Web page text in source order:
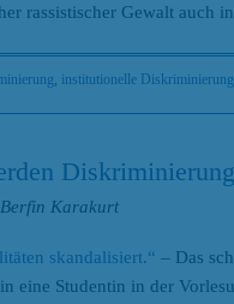
rassistischer Gewalt
, institutionelle Diskriminierung
Karakurt
skandalisiert.“ – Das
eine Studentin in der